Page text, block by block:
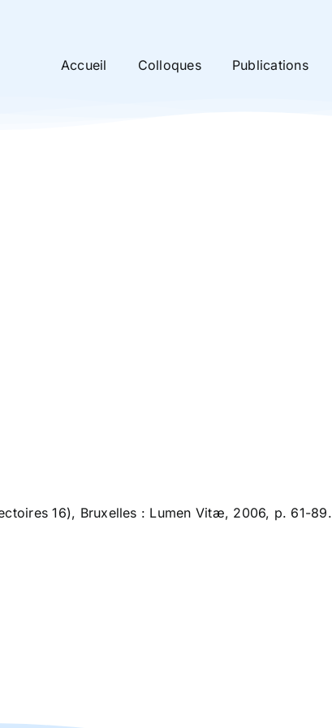
Accueil Colloques Publications
16), Bruxelles : Lumen Vitæ, 2006, p. 61-89.